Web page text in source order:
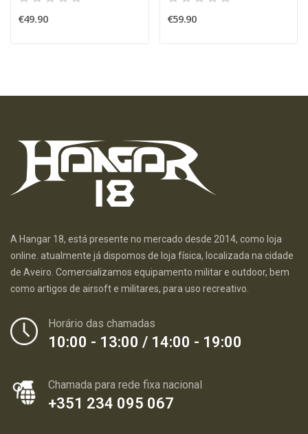
€49.90 €59.90
A Hangar 18, está presente no mercado desde 2014, como loja
online. atualmente já dispomos de loja física, localizada na cidade
de Aveiro. Comercializamos equipamento militar e outdoor, bem
como artigos de airsoft e militares, para uso recreativo.
Horário das chamadas
10:00 - 13:00 / 14:00 - 19:00
Chamada para rede fixa nacional
+351 234 095 067